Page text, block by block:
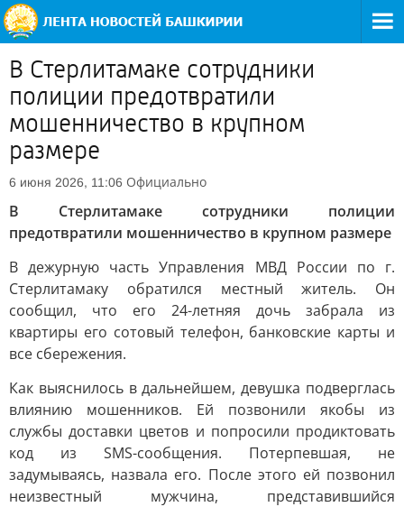
В Стерлитамаке сотрудники
полиции предотвратили
мошенничество в крупном
размере
6 июня 2026, 11:06 Официально
В Стерлитамаке сотрудники полиции
предотвратили мошенничество в крупном размере
В дежурную часть Управления МВД России по г.
Стерлитамаку обратился местный житель. Он
сообщил, что его 24-летняя дочь забрала из
квартиры его сотовый телефон, банковские карты и
все сбережения.
Как выяснилось в дальнейшем, девушка подверглась
влиянию мошенников. Ей позвонили якобы из
службы доставки цветов и попросили продиктовать
код из SMS-сообщения. Потерпевшая, не
задумываясь, назвала его. После этого ей позвонил
неизвестный мужчина, представившийся